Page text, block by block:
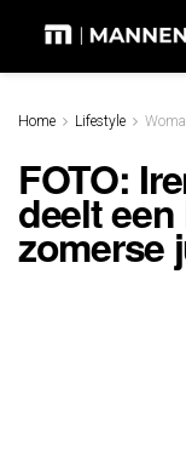
Home Lifestyle
FOTO:
deelt
zomerse